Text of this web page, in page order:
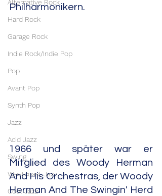
Alternative Rock
Hard Rock
Garage Rock
Indie Rock/Indie Pop
Pop
Avant Pop
Synth Pop
Jazz
Acid Jazz
Swing
Westcoast Jazz
Cool Jazz
Philharmonikern.
1966 und später war er
Mitglied des Woody Herman
And His Orchestras, der Woody
Herman And The Swingin' Herd